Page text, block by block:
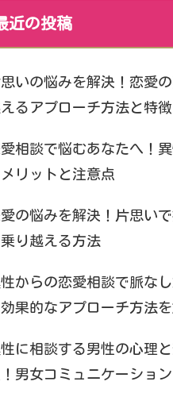
近の投稿
いの悩みを解決！恋愛
るアプローチ方法と特徴
相談で悩むあなたへ！
リットと注意点
の悩みを解決！片思い
り越える方法
からの恋愛相談で脈な
効果的なアプローチ方法
に相談する男性の心理
男女コミュニケーショ